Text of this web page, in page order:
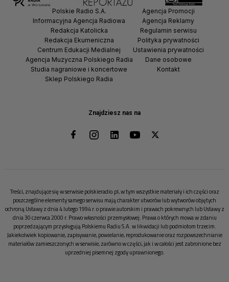
Znajdziesz nas na
Polskie Radio S.A.
Informacyjna Agencja Radiowa
Redakcja Katolicka
Redakcja Ekumeniczna
Centrum Edukacji Medialnej
Agencja Muzyczna Polskiego Radia
Studia nagraniowe i koncertowe
Sklep Polskiego Radia
Agencja Promocji
Agencja Reklamy
Regulamin serwisu
Polityka prywatności
Ustawienia prywatności
Dane osobowe
Kontakt
Treści, znajdujące się w serwisie polskieradio.pl, w tym wszystkie materiały i ich części oraz
poszczególne elementy samego serwisu mają charakter utworów lub wytworów objętych
ochroną Ustawy z dnia 4 lutego 1994 r. o prawie autorskim i prawach pokrewnych lub Ustawy z
dnia 30 czerwca 2000 r. Prawo własności przemysłowej. Prawa o których mowa w zdaniu
poprzedzającym przysługują Polskiemu Radiu S.A. w likwidacji lub podmiotom trzecim.
Jakiekolwiek kopiowanie, zapisywanie, powielanie, reprodukowanie oraz rozpowszechnianie
materiałów zamieszczonych w serwisie, zarówno w części, jak i w całości jest zabronione bez
uprzedniej pisemnej zgody uprawnionego.